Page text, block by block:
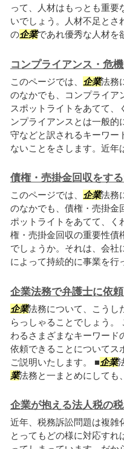
って、人材はもっとも重要
いでしょう。人材不足とさ
の企業であれ優秀な人材を
コンプライアンス・危
このページでは、 企業法務
のなかでも、コンプライア
スポットライトをあてて、
ンプライアンスとは一般的
守などと訳されるキーワー
ないことをさします。近年
債権・売掛金回収をす
このページでは、 企業法務
のなかでも、債権・売掛金
ポットライトをあてて、く
権・売掛金回収の重要性債
でしょうか。それは、会社
によって持続的に事業を行
企業法務で弁護士に依
企業法務について、こうし
らっしゃることでしょう。
わるさまざまなキーワード
依頼できることについてス
ご説明いたします。 ■企業
業法務と一まとめにしても
企業が抱える法人税の
近年、税務訴訟問題は複雑
とってもどの様に対応すれ